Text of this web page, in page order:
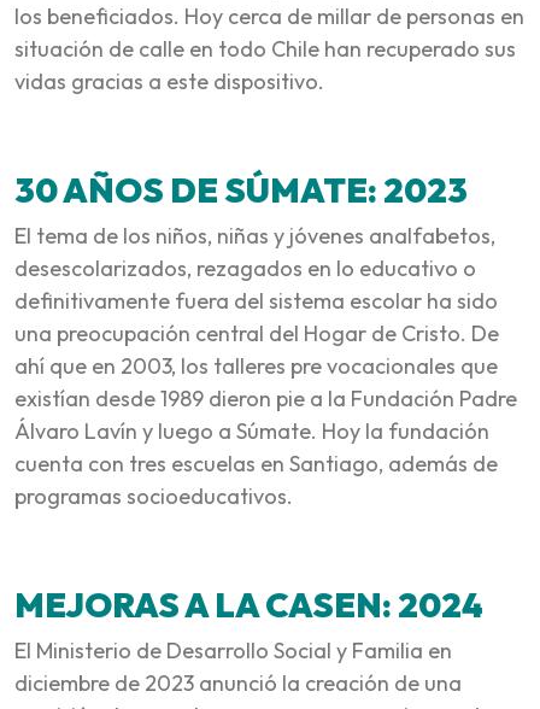
los beneficiados. Hoy cerca de millar de personas en
situación de calle en todo Chile han recuperado sus
vidas gracias a este dispositivo.
30 AÑOS DE SÚMATE: 2023
El tema de los niños, niñas y jóvenes analfabetos,
desescolarizados, rezagados en lo educativo o
definitivamente fuera del sistema escolar ha sido
una preocupación central del Hogar de Cristo. De
ahí que en 2003, los talleres pre vocacionales que
existían desde 1989 dieron pie a la Fundación Padre
Álvaro Lavín y luego a Súmate. Hoy la fundación
cuenta con tres escuelas en Santiago, además de
programas socioeducativos.
MEJORAS A LA CASEN: 2024
El Ministerio de Desarrollo Social y Familia en
diciembre de 2023 anunció la creación de una